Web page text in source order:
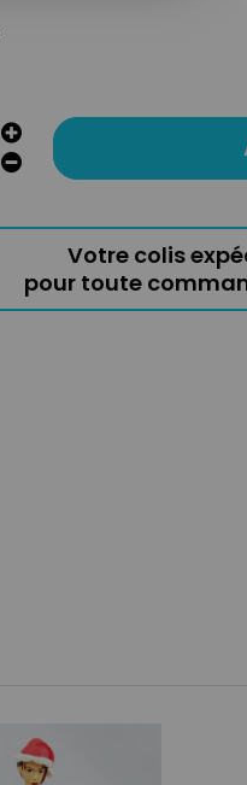
Votre colis
pour toute